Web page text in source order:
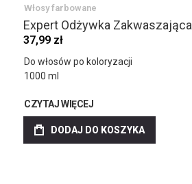
Włosy farbowane
Expert Odżywka Zakwaszająca
37,99 zł
Do włosów po koloryzacji
1000 ml
CZYTAJ WIĘCEJ
DODAJ DO KOSZYKA